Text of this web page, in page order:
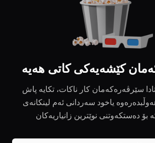
کێشەیەکی کاتی هەیە
سێرڤەرەکەمان کار ناکات، تکایە پاش
یاخود سەردانی ئەم لینکانەی
بۆ دەستکەوتنی نوێترین زانیاریەکان